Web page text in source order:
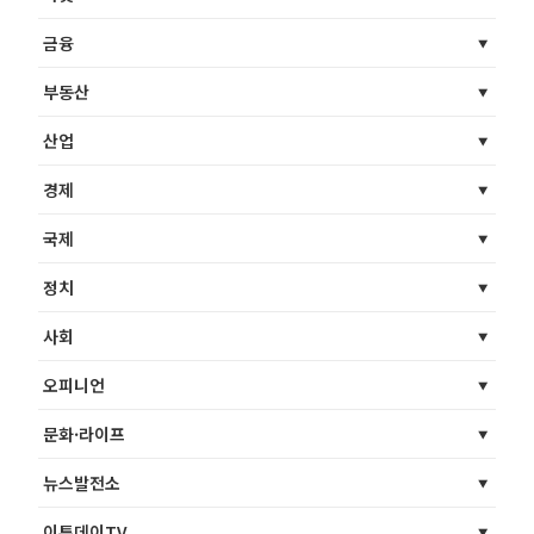
금융
부동산
산업
경제
국제
정치
사회
오피니언
문화·라이프
뉴스발전소